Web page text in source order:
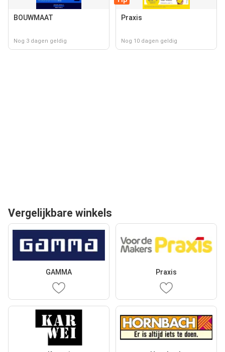
BOUWMAAT
Nog 3 dagen geldig
Praxis
Nog 10 dagen geldig
Vergelijkbare winkels
GAMMA Praxis